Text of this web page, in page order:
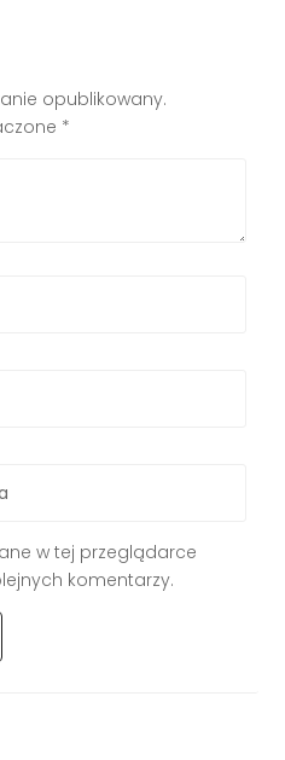
opublikowany.
*
w tej przeglądarce
komentarzy.